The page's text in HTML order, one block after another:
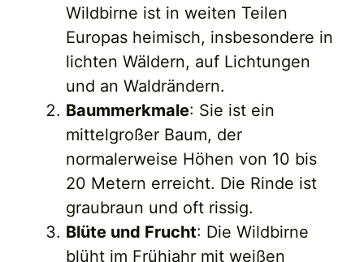
Wildbirne ist in weiten Teilen
Europas heimisch, insbesondere in
lichten Wäldern, auf Lichtungen
und an Waldrändern.
Baummerkmale: Sie ist ein
mittelgroßer Baum, der
normalerweise Höhen von 10 bis
20 Metern erreicht. Die Rinde ist
graubraun und oft rissig.
Blüte und Frucht: Die Wildbirne
blüht im Frühjahr mit weißen